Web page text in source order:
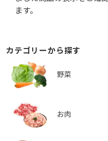
ます。
カテゴリーから探す